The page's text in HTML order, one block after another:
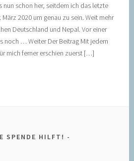
nun schon her, seitdem ich das letzte
2020 um genau zu sein. Weit mehr
Deutschland und Nepal. Vor einer
noch … Weiter Der Beitrag Mit jedem
mich ferner erschien zuerst […]
SPENDE HILFT!